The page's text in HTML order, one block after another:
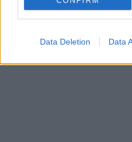
Data Deletion Data